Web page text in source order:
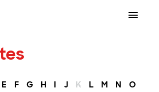
E F G H I J K L M N O